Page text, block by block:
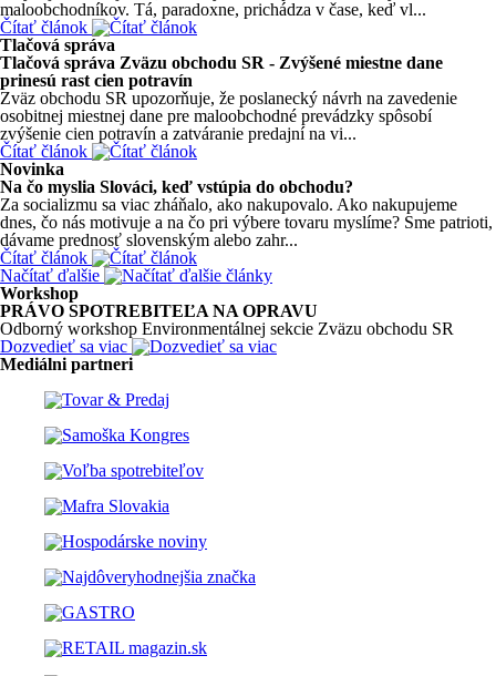
maloobchodníkov. Tá, paradoxne, prichádza v čase, keď vl...
Čítať článok
Tlačová správa
Tlačová správa Zväzu obchodu SR - Zvýšené miestne dane
prinesú rast cien potravín
Zväz obchodu SR upozorňuje, že poslanecký návrh na zavedenie
osobitnej miestnej dane pre maloobchodné prevádzky spôsobí
zvýšenie cien potravín a zatváranie predajní na vi...
Čítať článok
Novinka
Na čo myslia Slováci, keď vstúpia do obchodu?
Za socializmu sa viac zháňalo, ako nakupovalo. Ako nakupujeme
dnes, čo nás motivuje a na čo pri výbere tovaru myslíme? Sme patrioti,
dávame prednosť slovenským alebo zahr...
Čítať článok
Načítať ďalšie
Workshop
PRÁVO SPOTREBITEĽA NA OPRAVU
Odborný workshop Environmentálnej sekcie Zväzu obchodu SR
Dozvedieť sa viac
Mediálni partneri